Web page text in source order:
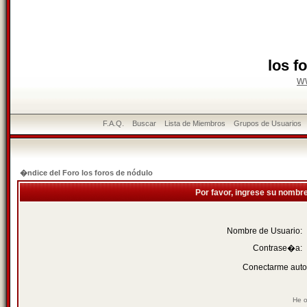
los
F.A.Q. Buscar Lista de Miembros Grupos de Usuarios
�ndice del Foro los foros de nódulo
Por favor, ingrese su
Nombre de Usuario:
Contrase�a:
Conectarme
He